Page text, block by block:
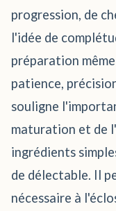
progression, de
l'idée de
préparation
patience,
souligne
maturation et de
ingrédients
de délectable. Il
nécessaire à